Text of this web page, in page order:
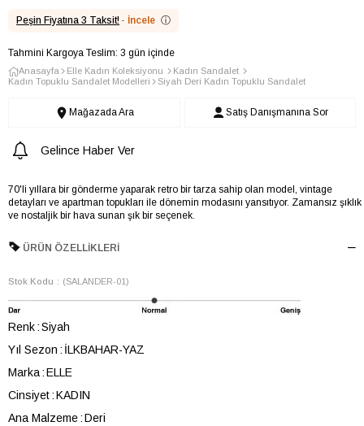
Peşin Fiyatına 3 Taksit! · İncele ⓘ
Tahmini Kargoya Teslim: 3 gün içinde
Anasayfa Elle Kadın Koleksiyonu
Kadın Sandalet
Kadın Topuklu Sandalet Modelleri
Siyah Deri Kadın Topuklu Sandalet
Mağazada Ara Satış Danışmanına Sor
Gelince Haber Ver
70'li yıllara bir gönderme yaparak retro bir tarza sahip olan model, vintage
detayları ve apartman topukları ile dönemin modasını yansıtıyor. Zamansız şıklık
ve nostaljik bir hava sunan şık bir seçenek.
ÜRÜN ÖZELLIKLERI
Stok Kodu (SALANDER-01)
Renk Siyah
Yıl Sezon
İLKBAHAR-YAZ
Marka ELLE
Cinsiyet KADIN
Ana Malzeme Deri